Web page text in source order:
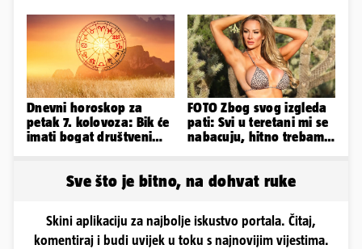
Dnevni horoskop za
petak 7. kolovoza: Bik će
imati bogat društveni
FOTO Zbog svog izgleda
pati: Svi u teretani mi se
nabacuju, hitno trebam
Sve što je bitno, na dohvat ruke
Skini aplikaciju za najbolje iskustvo portala. Čitaj,
komentiraj i budi uvijek u toku s najnovijim vijestima.